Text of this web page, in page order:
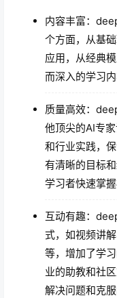
内容丰富：
个方面，从基
应用，从经典
而深入的学习内
质量高效：
他顶尖的AI专
和行业实践，
有清晰的目标
学习者快速掌
互动有趣：
式，如视频讲
等，增加了学
业的助教和社
解决问题和克服